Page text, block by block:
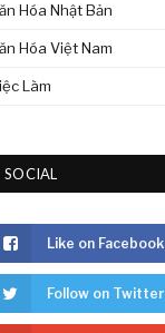
Hóa Nhật Bản
Hóa Việt Nam
Làm
SOCIAL
Like on Facebook
Follow on Twitter